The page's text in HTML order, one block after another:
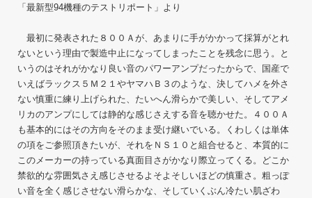
「最新型94機種のテストリポート」より
最初に発表された８００Ａが、あまりに手がかかって採算がとれ
ないという理由で製造中止になってしまったことを残念に思う。と
いうのはそれがかなり良い音のパワーアンプだったからで、国産で
いえばラックス５Ｍ２１やヤマハＢ３のような、決してハメを外さ
ない慎重に練り上げられた、たいへん滑らかで美しい、そしてアメ
リカのアンプにしては静的な感じさえする音を聴かせた。４００Ａ
も基本的にはその方向をそのまま受け継いでいる。くわしくは単体
の項をご参照頂きたいが、それをＮＳ１０と組合せると、本質的に
このメーカーの持っている真面目さがかなり際立ってくる。どこか
禁欲的な雰囲気さえ感じさせるよそよそしいほどの慎重さ。粗っぽ
い音を全く感じさせない滑らかな、そしていくぶん冷たい肌ざわ